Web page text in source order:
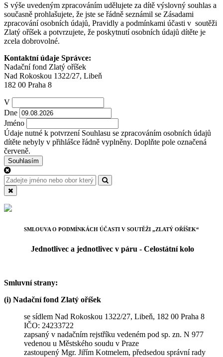
S výše uvedeným zpracováním udělujete za dítě výslovný souhlas a
současně prohlašujete, že jste se řádně seznámil se Zásadami
zpracování osobních údajů, Pravidly a podmínkami účasti v soutěži
Zlatý oříšek a potvrzujete, že poskytnutí osobních údajů dítěte je
zcela dobrovolné.
Kontaktní údaje Správce:
Nadační fond Zlatý oříšek
Nad Rokoskou 1322/27, Libeň
182 00 Praha 8
V
Dne
Jméno
Údaje nutné k potvrzení Souhlasu se zpracováním osobních údajů
dítěte nebyly v přihlášce řádně vyplněny. Doplňte pole označená
červeně.
Souhlasím
SMLOUVA O PODMÍNKÁCH ÚČASTI V SOUTĚŽI „ZLATÝ OŘÍŠEK“
Jednotlivec a jednotlivec v páru - Celostátní kolo
Smluvní strany:
(i) Nadační fond Zlatý oříšek
se sídlem Nad Rokoskou 1322/27, Libeň, 182 00 Praha 8
IČO: 24233722
zapsaný v nadačním rejstříku vedeném pod sp. zn. N 977
vedenou u Městského soudu v Praze
zastoupený Mgr. Jiřím Kotmelem, předsedou správní rady